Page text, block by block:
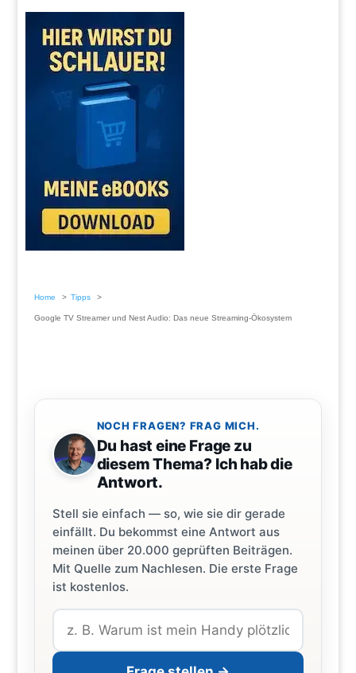
Home Tipps
Google TV Streamer und Nest Audio: Das neue Streaming-Ökosystem
NOCH FRAGEN? FRAG MICH.
Du hast eine Frage zu
diesem Thema? Ich hab die
Antwort.
Stell sie einfach — so, wie sie dir gerade
einfällt. Du bekommst eine Antwort aus
meinen über 20.000 geprüften Beiträgen.
Mit Quelle zum Nachlesen. Die erste Frage
ist kostenlos.